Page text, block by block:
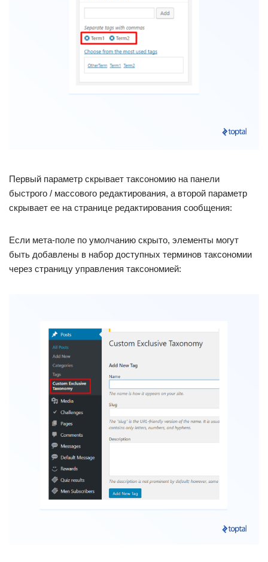
Первый параметр скрывает таксономию на панели
быстрого / массового редактирования, а второй параметр
скрывает ее на странице редактирования сообщения:
Если мета-поле по умолчанию скрыто, элементы могут
быть добавлены в набор доступных терминов таксономии
через страницу управления таксономией: